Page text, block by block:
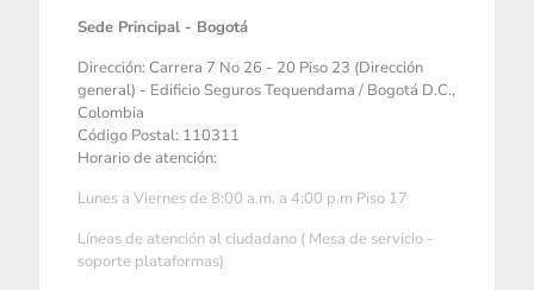
Sede Principal - Bogotá
Dirección: Carrera 7 No 26 - 20 Piso 23 (Dirección
general) - Edificio Seguros Tequendama / Bogotá D.C.,
Colombia
Código Postal: 110311
Horario de atención:
Lunes a Viernes de 8:00 a.m. a 4:00 p.m Piso 17
Líneas de atención al ciudadano ( Mesa de servicio -
soporte plataformas)